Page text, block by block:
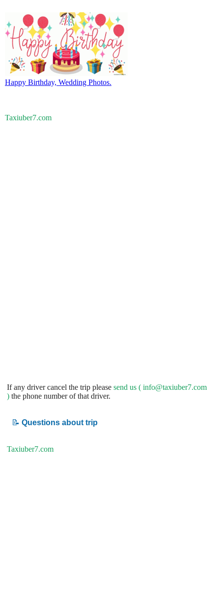
Happy Birthday, Wedding Photos.
Taxiuber7.com
If any driver cancel the trip please send us ( info@taxiuber7.com
) the phone number of that driver.
📝 Questions about trip
Taxiuber7.com